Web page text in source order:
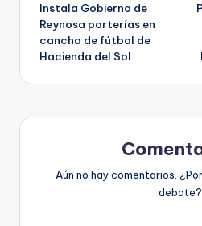
de
entradas
Instala Gobierno de
Reynosa porterías en
cancha de fútbol de
Hacienda del Sol
Aún no hay comentarios.
debate?